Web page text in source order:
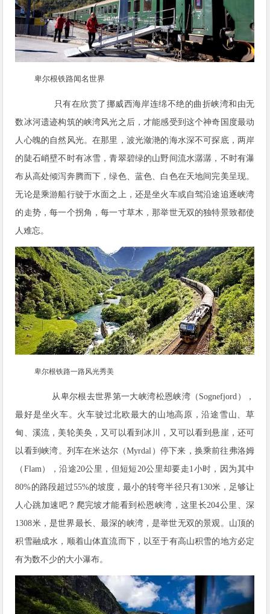
卑尔根铁路闻名世界
只有在欣赏了挪威西海岸连绵不绝的曲折峡湾和由无
数冰河遗迹构筑的峡湾风光之后，才能感受到这个神奇国度最动
人心魄的自然风光。在那里，波光潋滟的海水深不可探底，两岸
的陡石峭壁不时有冰雪，青翠碧绿的山野间流水潺潺，不时有瀑
布从高处倾泻奔腾而下，绿色、蓝色、白色在天地间完美呈现。
无论是乘游船行驶于水面之上，还是坐火车或自驾沿途追逐峡湾
的走势，每一个拐角，每一寸草木，那举世无双的独特景致都使
人难忘。
卑尔根铁路一路风光秀美
从卑尔根去世界第一大峡湾松恩峡湾（Sognefjord），
最好是坐火车。火车驶过北欧最大的山地高原，沿途雪山、草
甸、溪流，美轮美奂，又可以看到冰川，又可以看到悬崖，还可
以看到峡湾。列车在米达尔（Myrdal）停下来，换乘前往弗洛姆
（Flam），沿途20公里，但短短20公里却要走1小时，因为其中
80%的路段超过55%的坡度，最小的转弯半径只有130米，足够让
人心跳加速吧？爬完坡才能看到松恩峡湾，这里长204公里、深
1308米，是世界最长、最深的峡湾，是举世无双的景观。山顶的
积雪融成水，顺着山体直流而下，以至于有高山积雪的地方必定
有为数不少的大小瀑布。